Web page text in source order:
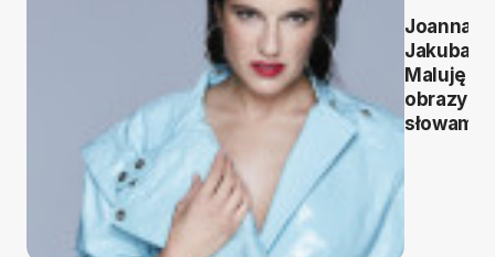
Joanna
Jakubas:
Maluję
obrazy
słowami